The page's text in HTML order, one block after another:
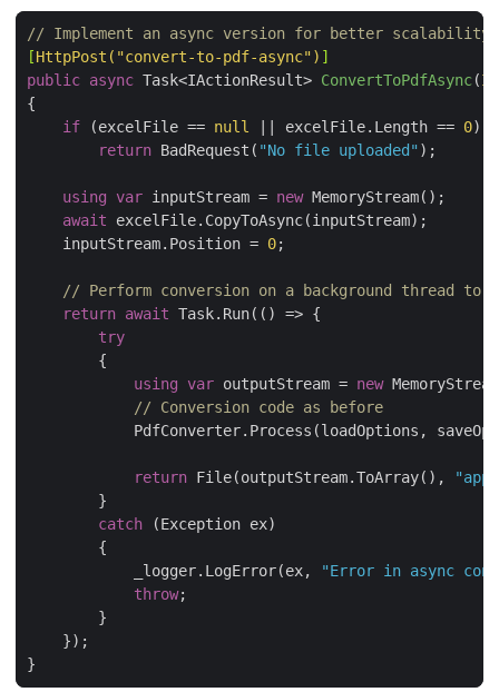
// Implement an async version for better scalability
[HttpPost( "convert-to-pdf-async") ]
public async Task<IActionResult> ConvertToPdfAsync(
if (excelFile == null || excelFile.Length == 0
return BadRequest( "No file uploaded"
using var inputStream = new
await
    inputStream.Position =
0
// Perform conversion on a background thread to
return await
try
using
var outputStream = new
// Conversion code as before
return File(outputStream.ToArray(),
catch
            _logger.LogError(ex,
"Error in async
throw